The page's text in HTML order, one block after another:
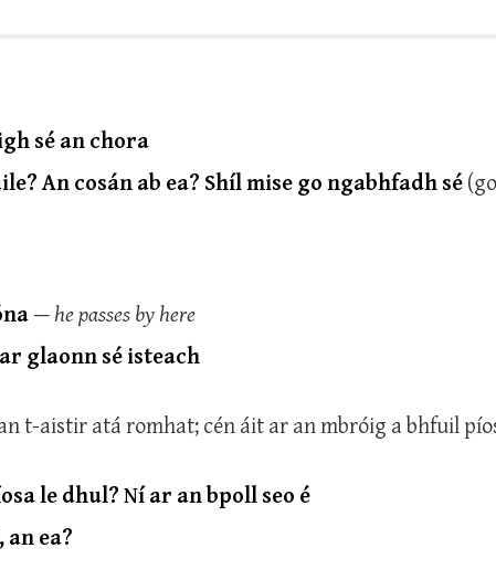
sé an chora
An cosán ab ea? Shíl mise go ngabhfadh sé(go
—he passes by here
glaonn sé isteach
t-aistir atá romhat; cén áit ar an mbróig a bhfuil
le dhul? Ní ar an bpoll seo é
ea?